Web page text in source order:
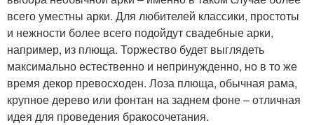
всего уместны арки. Для любителей классики, простоты
и нежности более всего подойдут свадебные арки,
например, из плюща. Торжество будет выглядеть
максимально естественно и непринужденно, но в то же
время декор превосходен. Лоза плюща, обычная рама,
крупное дерево или фонтан на заднем фоне – отличная
идея для проведения бракосочетания.